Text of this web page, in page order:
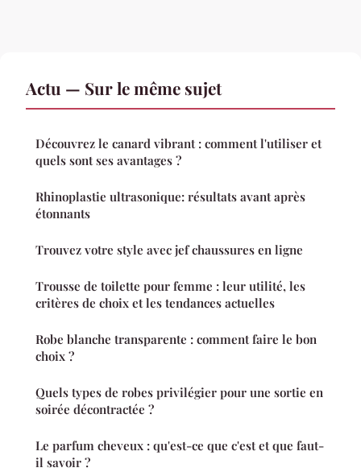
Actu — Sur le même sujet
Découvrez le canard vibrant : comment l'utiliser et
quels sont ses avantages ?
Rhinoplastie ultrasonique: résultats avant après
étonnants
Trouvez votre style avec jef chaussures en ligne
Trousse de toilette pour femme : leur utilité, les
critères de choix et les tendances actuelles
Robe blanche transparente : comment faire le bon
choix ?
Quels types de robes privilégier pour une sortie en
soirée décontractée ?
Le parfum cheveux : qu'est-ce que c'est et que faut-
il savoir ?